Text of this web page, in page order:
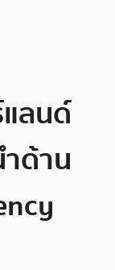
ลนด์
ด้าน